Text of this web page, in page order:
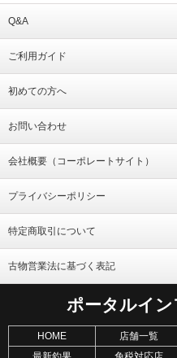
Q&A
ご利用ガイド
初めての方へ
お問い合わせ
会社概要（コーポレートサイト）
プライバシーポリシー
特定商取引について
古物営業法に基づく表記
ポータルイ
HOME 店舗一覧